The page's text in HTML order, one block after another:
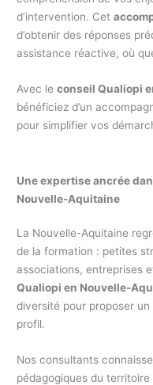
d’intervention. Cet
d’obtenir des réponses
assistance réactive, où
Avec leconseil Qualiopi
bénéficiez d’un
pour simplifier vos
Une expertise ancrée
Nouvelle-Aquitaine
La Nouvelle-Aquitaine
de la formation : petites
associations, entreprises
Qualiopi en Nouvelle-
diversité pour proposer
profil.
Nos consultants
pédagogiques du